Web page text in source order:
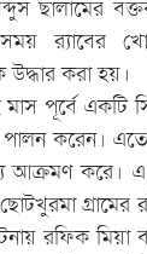
ছালামের
র‌্যাবের
উদ্ধার করা হয়।
মাস পূর্বে একটি
করেন।
আক্রমণ করে।
রফিক